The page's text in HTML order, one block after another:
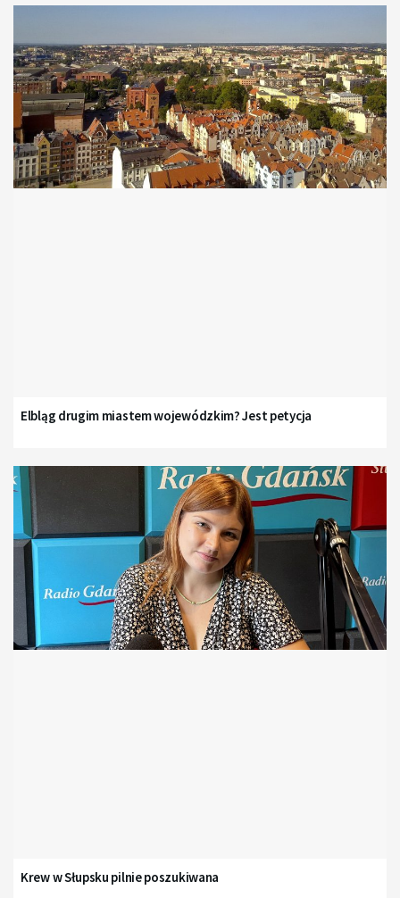
Elbląg drugim miastem wojewódzkim? Jest petycja
Krew w Słupsku pilnie poszukiwana